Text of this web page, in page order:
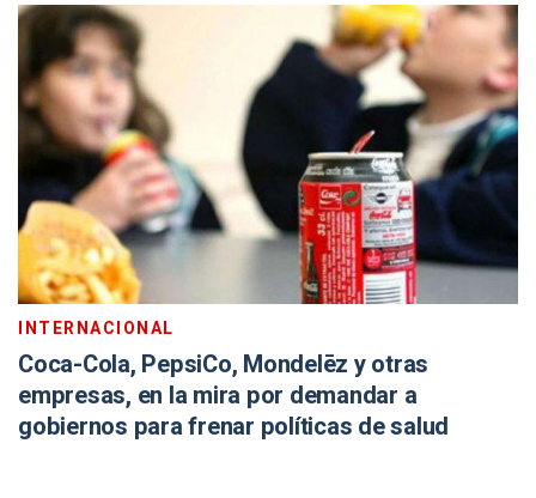
INTERNACIONAL
Coca-Cola, PepsiCo, Mondelēz y otras
empresas, en la mira por demandar a
gobiernos para frenar políticas de salud